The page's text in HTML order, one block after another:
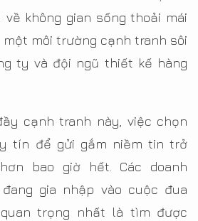
không gian sống thoải mái
môi trường cạnh tranh sôi
ty và đội ngũ thiết kế hàng
cạnh tranh này, việc chọn
tín để gửi gắm niềm tin trở
bao giờ hết. Các doanh
gia nhập vào cuộc đua
trọng nhất là tìm được